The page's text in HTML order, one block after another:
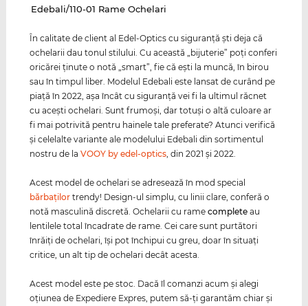
‌Edebali/110-01 Rame Ochelari
În calitate de client al Edel-Optics cu siguranţă şti deja că
ochelarii dau tonul stilului. Cu această „bijuterie” poţi conferi
oricărei ţinute o notă „smart”, fie că eşti la muncă, în birou
sau în timpul liber. Modelul Edebali este lansat de curând pe
piaţă în 2022, aşa încât cu siguranţă vei fi la ultimul răcnet
cu aceşti ochelari. Sunt frumoşi, dar totuşi o altă culoare ar
fi mai potrivită pentru hainele tale preferate? Atunci verifică
şi celelalte variante ale modelului Edebali din sortimentul
nostru de laVOOY by edel-optics, din 2021 şi 2022.
Acest model de ochelari se adresează în mod special
bărbaţilor trendy! Design-ul simplu, cu linii clare, conferă o
notă masculină discretă. Ochelarii cu ramecomplete au
lentilele total încadrate de rame. Cei care sunt purtători
înrăiţi de ochelari, îşi pot închipui cu greu, doar în situaţi
critice, un alt tip de ochelari decât acesta.
Acest model este pe stoc. Dacă îl comanzi acum şi alegi
oţiunea de Expediere Expres, putem să-ţi garantăm chiar şi